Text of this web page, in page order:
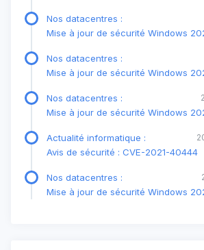
Nos datacentres :
Mise à jour de sécurité Windows
Nos datacentres :
Mise à jour de sécurité Windows
Nos datacentres :
Mise à jour de sécurité Windows
Actualité informatique :
Avis de sécurité : CVE-2021-40444
Nos datacentres :
Mise à jour de sécurité Windows